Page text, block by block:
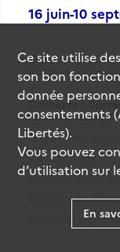
16 juin-10
Date 16/06/
(Cote de
Contexte :
commerciale
Troisième partie :
Concessions.
Concessions
Concession
16 juin-10
Ce site utilise
son bon
donnée
consentements
Libertés).
Vous pouvez
d’utilisation sur
En